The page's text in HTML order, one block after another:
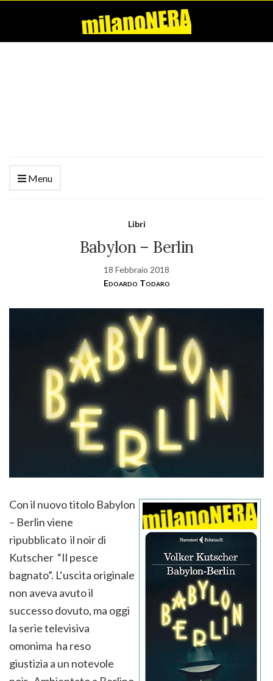
Menu
Libri
Babylon – Berlin
18 Febbraio 2018
Edoardo Todaro
Con il nuovo titolo Babylon
– Berlin viene
ripubblicato il noir di
Kutscher “Il pesce
bagnato”. L‘uscita originale
non aveva avuto il
successo dovuto, ma oggi
la serie televisiva
omonima ha reso
giustizia a un notevole